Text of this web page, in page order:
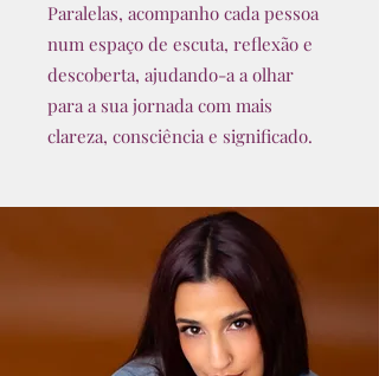
Paralelas, acompanho cada pessoa
num espaço de escuta, reflexão e
descoberta, ajudando-a a olhar
para a sua jornada com mais
clareza, consciência e significado.